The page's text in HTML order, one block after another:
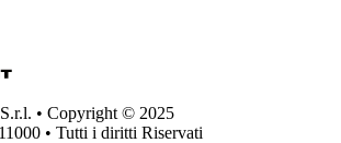
• Copyright © 2025
• Tutti i diritti Riservati